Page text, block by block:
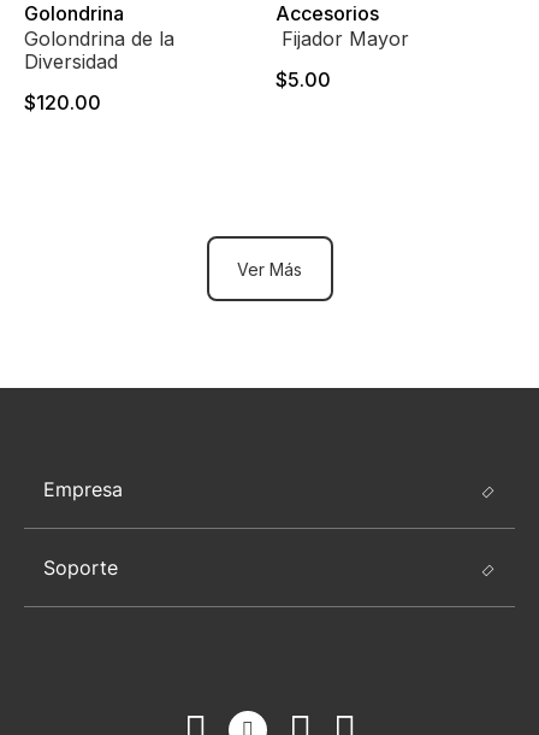
Golondrina
Golondrina de la
Diversidad
$120.00
Accesorios
Fijador Mayor
$5.00
Ver Más
Empresa
Soporte